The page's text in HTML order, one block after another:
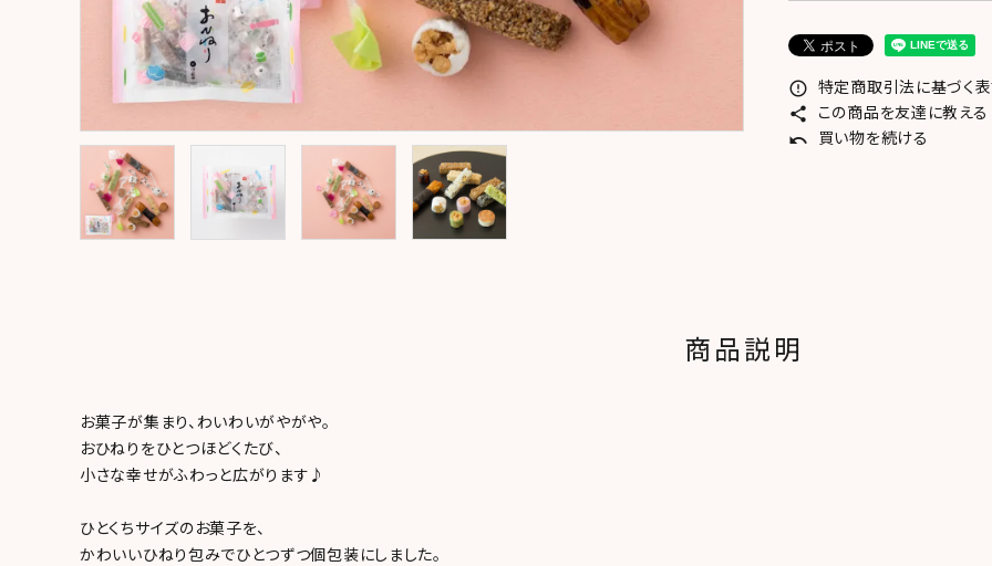
ACCOUNT MENU
ようこそ ゲスト 様
person 新規会員登録 error_outline 特定商取引法に基づく
share この商品を友達に教える
undo 買い物を続ける
商品説明
お菓子が集まり、わいわいがやがや。
おひねりをひとつほどくたび、
小さな幸せがふわっと広がります♪
ひとくちサイズのお菓子を、
かわいいひねり包みでひとつずつ個包装にしました。